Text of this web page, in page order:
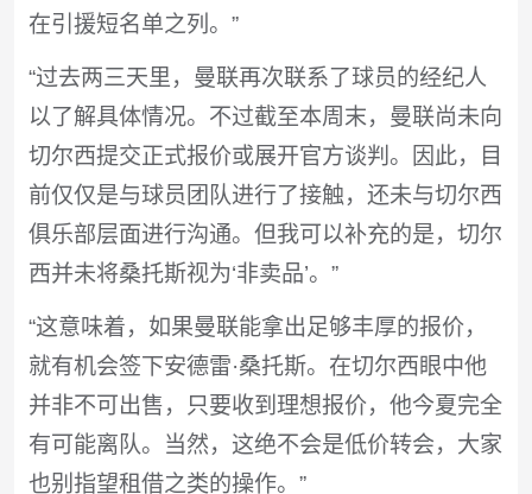
在引援短名单之列。”
“过去两三天里，曼联再次联系了球员的经纪人
以了解具体情况。不过截至本周末，曼联尚未向
切尔西提交正式报价或展开官方谈判。因此，目
前仅仅是与球员团队进行了接触，还未与切尔西
俱乐部层面进行沟通。但我可以补充的是，切尔
西并未将桑托斯视为‘非卖品’。”
“这意味着，如果曼联能拿出足够丰厚的报价，
就有机会签下安德雷·桑托斯。在切尔西眼中他
并非不可出售，只要收到理想报价，他今夏完全
有可能离队。当然，这绝不会是低价转会，大家
也别指望租借之类的操作。”